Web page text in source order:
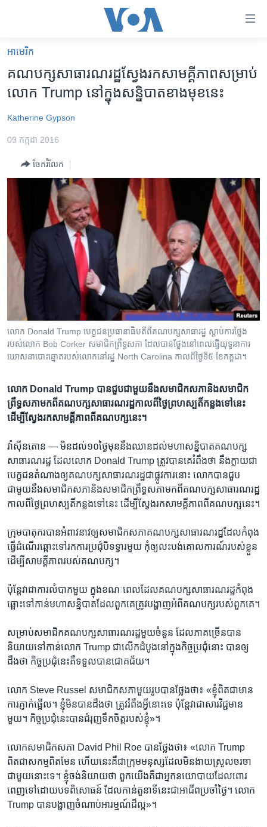
គេហទំព័រ​
ទាក់ទង
និង​
ទំព័រ​
ទៅ​
ទំព័រ​
ទៅ​
កាន់​
ស្វែង​
រក
ហេឡូវីអូអេ
កម្ពុជាច្នៃប្រតិដ្ឋ
ព្រឹត្តិការណ៍ព័ត៌មាន
ទូរទស្សន៍ / វីដេអូ​
វិទ្យុ / ផតខាសថ៍
កម្មវិធីទាំងអស់
Khmer English
បណ្តាញ​សង្គម
អាមេរិក​
គណបក្ស​សាធារណរដ្ឋ​ស្វែង​រក​សាមគ្គីភាព​សម្រាប់
លោក​ Trump ​នៅ​ក្នុង​សន្និបាត​ខាង​មុខ​នេះ​
Katherine Gypson
09 កក្កដា 2016
ចែករំលែក
លោក Donald Trump បេក្ខជន​ប្រធានាធិបតី​​ពី​គណបក្ស​សាធារដ្ឋ ស្តាប់​ការ​ថ្លែង​
របស់​លោក Bob Corker សមាជិក​ព្រឹទ្ធសភា ដែល​បាន​ថ្លែងនៅ​ពេល​ធ្វើ​យុទ្ធនាការ​
ឃោសនា​បោះ​ឆ្នោត​របស់​លោក​នៅរដ្ឋ North Carolina កាល​ពី​ថ្ងៃទី​៥ ខែ​កក្កដា។
លោក​ Donald Trump បាន​​​ជួប​ជាមួយ​នឹង​សមាជិក​សភា​និង​ស​មាជិក​
ព្រឹទ្ធ​សភា​មក​ពី​គណបក្ស​សាធារណរដ្ឋ​កាល​ពី​ថ្ងៃ​ព្រហស្បតិ៍​កន្លង​ទៅ​នេះ​
ដើម្បី​ស្វែង​រក​សាមគ្គីភាព​ពី​គណបក្ស​នេះ។​
វ៉ាស៊ីនតោន — មិន​ដល់​១០ថ្ងៃ​មុន​នឹង​ឈាន​ដល់​មហា​សន្និបាត​គណបក្ស​
សាធារណរដ្ឋ​ ដែល​លោក​ Donald Trump ត្រូវ​បាន​គេរំពឹង​ថា​ នឹង​ក្លាយ​ជា​
បេក្ខជន​តំណាង​ឲ្យ​គណបក្ស​សាធារណរដ្ឋ​ជាផ្លូវ​ការ​នោះ​ លោក​បាន​ជួប​
ជាមួយ​នឹង​សមាជិក​សភា​និង​ស​មាជិក​ព្រឹទ្ធ​សភា​មក​ពី​គណបក្ស​សាធារណរដ្ឋ​
កាល​ពី​ថ្ងៃ​ព្រហស្បតិ៍​កន្លង​ទៅ​នេះ​ ដើម្បី​ស្វែង​រក​សាមគ្គីភាព​ពី​គណបក្ស​នេះ។​
ក្រុម​បាតុករ​បាន​អំពាវ​នាវ​ឲ្យ​សមាជិក​សភាគណបក្ស​សាធារណរដ្ឋ​ដែល​កំពុង​
ធ្វើ​ដំណើរ​ឆ្ពោះ​ទៅ​រក​ការ​ប្រជុំ​បិទ​ទ្វារ​មួយ កុំ​ឲ្យ​លះបង់​គោល​ការណ៍​របស់​ខ្លួន​
ដើម្បី​សាមគ្គី​ភាព​របស់​គណបក្ស។​
ប៉ុន្តែ​វា​ជា​ការ​លំបាក​មួយ​ ក្នុង​ខណៈ​ពេល​ដែល​គណបក្ស​សាធារណរដ្ឋ​កំពុង​
ឆ្ពោះ​ទៅ​កាន់​មហា​សន្និបាត​ដែល​ពួក​គេ​ត្រូវ​បង្ហាញ​អំពី​គណបក្ស​របស់​ពួក​គេ។​
សម្រាប់​សមាជិក​គណបក្ស​សាធារណរដ្ឋ​មួយ​ចំនួន​ ដែល​ភាគច្រើន​បាន​
និយាយ​ទៅ​កាន់​លោក ​Trump ជា​លើក​ដំបូង​នៅ​ក្នុង​កិច្ច​ប្រជុំ​នោះ​ បាន​ឲ្យ​
ដឹង​ថា​ កិច្ច​ប្រជុំ​នេះ​គឺ​ទទួល​បាន​ជោគជ័យ។​
លោក​ Steve Russel ​សមាជិកសភា​មួយ​រូប​បាន​ថ្លែង​ថា៖​ «ខ្ញុំ​ពិតជា​មាន​
ការ​ភ្ញាក់ផ្អើល។ ​ខ្ញុំ​មិន​បាន​ដឹង​ថា ​ត្រូវ​រំពឹង​អ្វី​នោះ​ទេ​ ប៉ុន្តែ​វា​ជា​សារ​វិជ្ជមាន​
មួយ។ ​កិច្ច​ប្រជុំ​នេះ​បាន​ជំរុញ​ទឹក​ចិត្ត​របស់​ខ្ញុំ»។​
លោក​សមាជិក​សភា​ David Phil Roe​ បាន​ថ្លែង​ថា៖​ «លោក ​Trump ​
ពិតជា​សកម្ម​ពិត​មែន​ ហើយ​នេះគឺ​ជា​ក្រុម​មនុស្ស​ដែល​មិន​ងាយ​ស្រួល​ចរចា​
ជា​មួយ​នោះ​ទេ។​ ខ្ញុំ​ចង់​និយាយ​ថា​ ពួក​យើង​គឺ​ជាអ្នក​នយោបាយ​ដែល​ពោរ
ពេញ​ទៅ​ដោយ​បទ​ពិសោធន៍​ ដែល​កាន់​តួនាទី​នេះ​ជា​អាជីព​ប្រចាំ​ថ្ងៃ។​ លោក ​
Trump​ បាន​បង្ហាញ​ចំណាប់​អារម្មណ៍​ដ៏​ល្អ»។​